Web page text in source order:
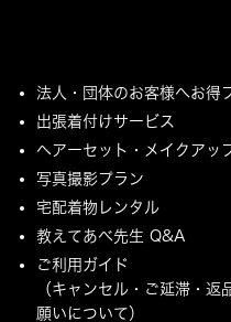
法人・団体のお客様へお得
出張着付けサービス
ヘアーセット・メイクアッ
写真撮影プラン
宅配着物レンタル
教えてあべ先生 Q&A
ご利用ガイド
（キャンセル・ご延滞・
願いについて）